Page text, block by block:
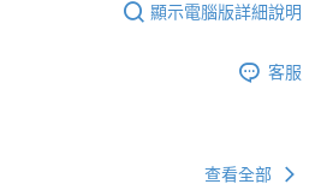
顯示電腦版詳細說明
客服
查看全部